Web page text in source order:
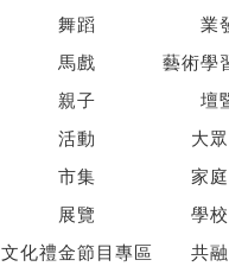
舞蹈
馬戲
親子
活動
市集
展覽
文化禮金節目專區
業
藝術學
壇
大
家
學
共